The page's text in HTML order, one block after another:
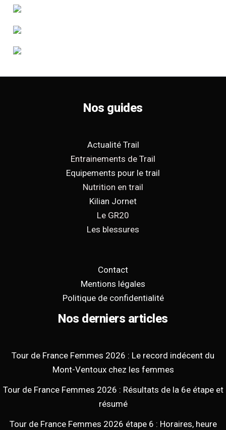
Nos guides
Actualité Trail
Entrainements de Trail
Equipements pour le trail
Nutrition en trail
Kilian Jornet
Le GR20
Les blessures
Contact
Mentions légales
Politique de confidentialité
Nos derniers articles
Tour de France Femmes 2026 : Le record indécent du
Mont-Ventoux chez les femmes
Tour de France Femmes 2026 : Résultats de la 6e étape et
résumé
Tour de France Femmes 2026 étape 6 : Horaires, heure